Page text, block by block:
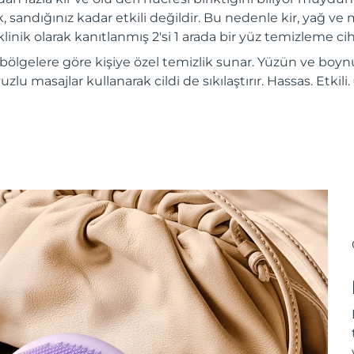
kadar etkili değildir. Bu nedenle kir, yağ ve
olarak kanıtlanmış 2'si 1 arada bir yüz temizleme
göre kişiye özel temizlik sunar. Yüzün ve
masajlar kullanarak cildi de sıkılaştırır. Hassas.